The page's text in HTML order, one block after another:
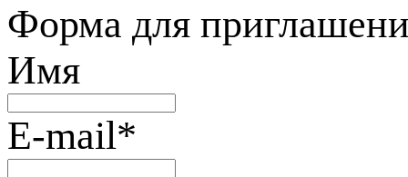
Форма для
Имя
E-mail*